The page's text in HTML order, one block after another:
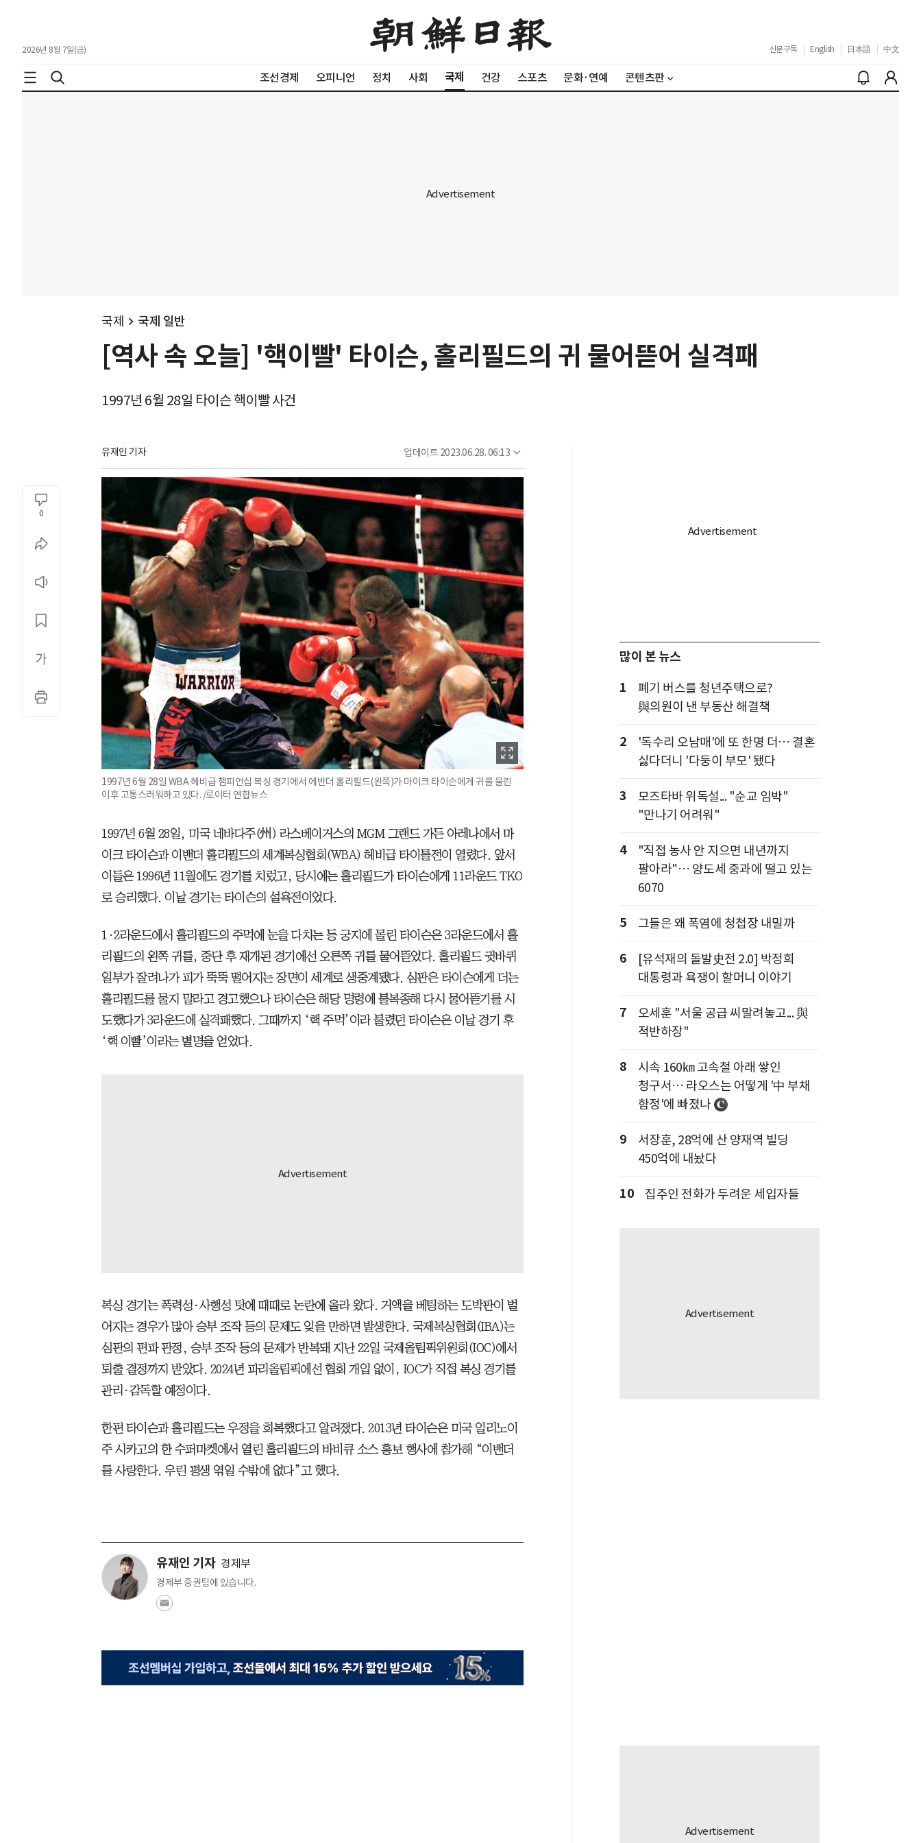
2026년 8월 7일(금) 신문구독 English 日本語 中文
조선경제 오피니언 정치 사회 국제 건강 스포츠 문화·연예 콘텐츠판
국제 국제 일반
[역사 속 오늘] '핵이빨' 타이슨, 홀리필드의 귀 물어뜯어 실격패
1997년 6월 28일 타이슨 핵이빨 사건
유재인 기자 업데이트 2023.06.28. 06:13
0
1997년 6월 28일 WBA 헤비급 챔피언십 복싱 경기에서 에반더 홀리필드(왼쪽)가 마이크 타이슨에게 귀를 물린
이후 고통스러워하고 있다. /로이터 연합뉴스
1997년 6월 28일, 미국 네바다주(州) 라스베이거스의 MGM 그랜드 가든 아레나에서 마
이크 타이슨과 이밴더 홀리필드의 세계복싱협회(WBA) 헤비급 타이틀전이 열렸다. 앞서
이들은 1996년 11월에도 경기를 치렀고, 당시에는 홀리필드가 타이슨에게 11라운드 TKO
로 승리했다. 이날 경기는 타이슨의 설욕전이었다.
1·2라운드에서 홀리필드의 주먹에 눈을 다치는 등 궁지에 몰린 타이슨은 3라운드에서 홀
리필드의 왼쪽 귀를, 중단 후 재개된 경기에선 오른쪽 귀를 물어뜯었다. 홀리필드 귓바퀴
일부가 잘려나가 피가 뚝뚝 떨어지는 장면이 세계로 생중계됐다. 심판은 타이슨에게 더는
홀리필드를 물지 말라고 경고했으나 타이슨은 해당 명령에 불복종해 다시 물어뜯기를 시
도했다가 3라운드에 실격패했다. 그때까지 ‘핵 주먹’이라 불렸던 타이슨은 이날 경기 후
‘핵 이빨’이라는 별명을 얻었다.
복싱 경기는 폭력성·사행성 탓에 때때로 논란에 올라 왔다. 거액을 베팅하는 도박판이 벌
어지는 경우가 많아 승부 조작 등의 문제도 잊을 만하면 발생한다. 국제복싱협회(IBA)는
심판의 편파 판정, 승부 조작 등의 문제가 반복돼 지난 22일 국제올림픽위원회(IOC)에서
퇴출 결정까지 받았다. 2024년 파리올림픽에선 협회 개입 없이, IOC가 직접 복싱 경기를
관리·감독할 예정이다.
한편 타이슨과 홀리필드는 우정을 회복했다고 알려졌다. 2013년 타이슨은 미국 일리노이
주 시카고의 한 수퍼마켓에서 열린 홀리필드의 바비큐 소스 홍보 행사에 참가해 “이밴더
를 사랑한다. 우린 평생 엮일 수밖에 없다”고 했다.
유재인 기자 경제부
경제부 증권팀에 있습니다.
많이 본 뉴스
1
폐기 버스를 청년주택으로?
與의원이 낸 부동산 해결책
2
'독수리 오남매'에 또 한명 더… 결혼
싫다더니 '다둥이 부모' 됐다
3
모즈타바 위독설... "순교 임박"
"만나기 어려워"
4
"직접 농사 안 지으면 내년까지
팔아라"… 양도세 중과에 떨고 있는
6070
5 그들은 왜 폭염에 청첩장 내밀까
6
[유석재의 돌발史전 2.0] 박정희
대통령과 욕쟁이 할머니 이야기
7
오세훈 "서울 공급 씨말려놓고... 與
적반하장"
8
시속 160㎞ 고속철 아래 쌓인
청구서… 라오스는 어떻게 '中 부채
함정'에 빠졌나
9
서장훈, 28억에 산 양재역 빌딩
450억에 내놨다
10 집주인 전화가 두려운 세입자들